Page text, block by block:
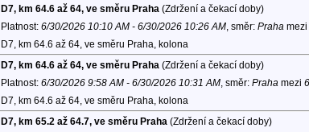
D7, km 64.6 až 64, ve směru Praha (Zdržení a čekací doby)
Platnost: 6/30/2026 10:10 AM - 6/30/2026 10:26 AM, směr: Praha mezi
D7, km 64.6 až 64, ve směru Praha, kolona
D7, km 64.6 až 64, ve směru Praha (Zdržení a čekací doby)
Platnost: 6/30/2026 9:58 AM - 6/30/2026 10:31 AM, směr: Praha mezi
D7, km 64.6 až 64, ve směru Praha, kolona
D7, km 65.2 až 64.7, ve směru Praha (Zdržení a čekací doby)